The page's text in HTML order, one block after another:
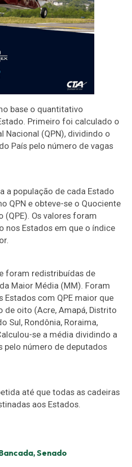
base o quantitativo
Primeiro foi calculado o
Nacional (QPN), dividindo o
País pelo número de vagas
a população de cada Estado
QPN e obteve-se o Quociente
(QPE). Os valores foram
nos Estados em que o índice
foram redistribuídas de
Maior Média (MM). Foram
Estados com QPE maior que
de oito (Acre, Amapá, Distrito
Sul, Rondônia, Roraima,
se a média dividindo a
pelo número de deputados
até que todas as cadeiras
aos Estados.
,Senado